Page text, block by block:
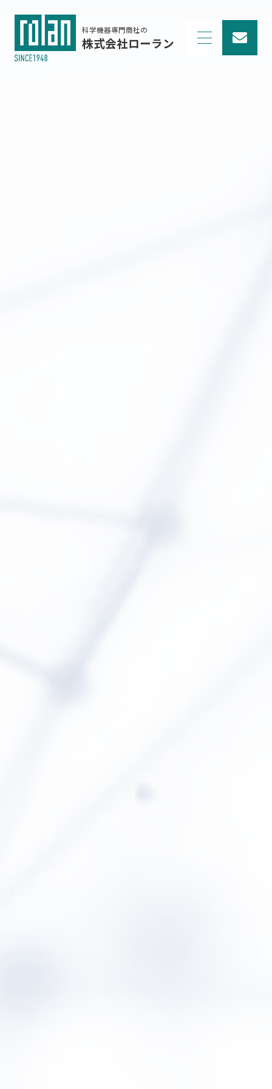
科学機器専門商社の
株式会社ローラン